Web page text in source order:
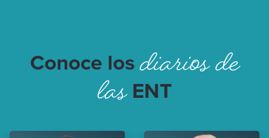
Conoce losdiarios de
lasENT